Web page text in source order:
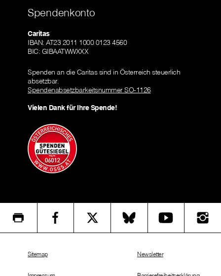
Spendenkonto
Caritas
IBAN: AT23 2011 1000 0123 4560
BIC: GIBAATWWXXX
Spenden an die Caritas sind in Österreich steuerlich
absetzbar.
Spendenabsetzbarkeitsnummer SO-1126
Vielen Dank für Ihre Spende!
Sitemap Newsletter